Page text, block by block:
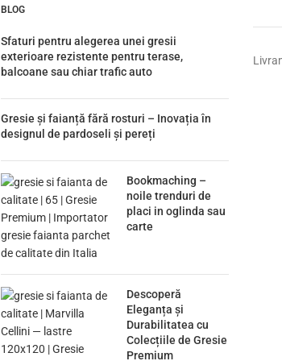
BLOG
Sfaturi pentru alegerea unei gresii
exterioare rezistente pentru terase,
balcoane sau chiar trafic auto
Gresie și faianță fără rosturi – Inovația în
designul de pardoseli și pereți
Bookmaching –
noile trenduri de
placi in oglinda sau
carte
Descoperă
Eleganța și
Durabilitatea cu
Colecțiile de Gresie
Premium